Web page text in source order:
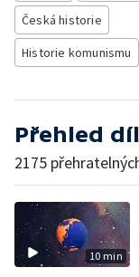
Česká historie
Historie komunismu
Přehled
2175
10 min